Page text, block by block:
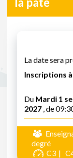
La date sera
Inscriptions
Du Mardi 1
2027 , de
degré
C3